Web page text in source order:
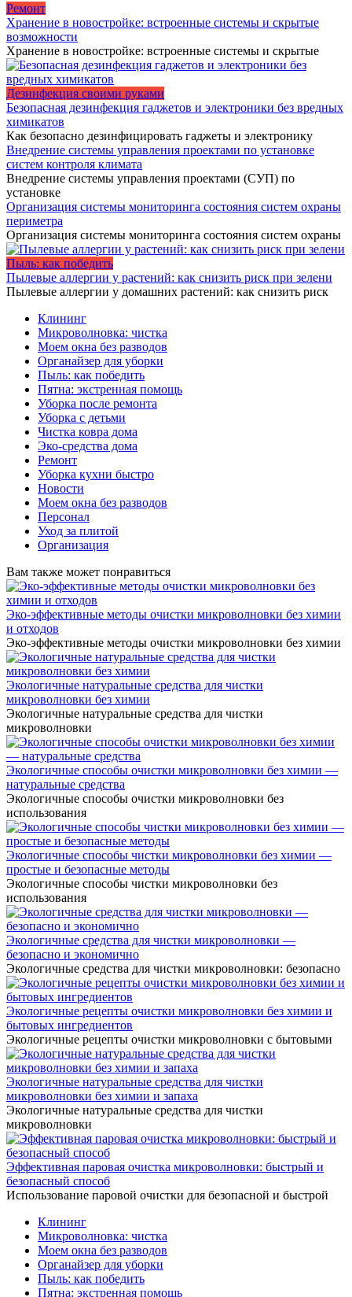
Ремонт
Хранение в новостройке: встроенные системы и скрытые
возможности
Хранение в новостройке: встроенные системы и скрытые
Дезинфекция своими руками
Безопасная дезинфекция гаджетов и электроники без вредных
химикатов
Как безопасно дезинфицировать гаджеты и электронику
Внедрение системы управления проектами по установке
систем контроля климата
Внедрение системы управления проектами (СУП) по
установке
Организация системы мониторинга состояния систем охраны
периметра
Организация системы мониторинга состояния систем охраны
Пыль: как победить
Пылевые аллергии у растений: как снизить риск при зелени
Пылевые аллергии у домашних растений: как снизить риск
Клининг
Микроволновка: чистка
Моем окна без разводов
Органайзер для уборки
Пыль: как победить
Пятна: экстренная помощь
Уборка после ремонта
Уборка с детьми
Чистка ковра дома
Эко-средства дома
Ремонт
Уборка кухни быстро
Новости
Моем окна без разводов
Персонал
Уход за плитой
Организация
Вам также может понравиться
Эко-эффективные методы очистки микроволновки без химии
и отходов
Эко-эффективные методы очистки микроволновки без химии
Экологичные натуральные средства для чистки
микроволновки без химии
Экологичные натуральные средства для чистки
микроволновки
Экологичные способы очистки микроволновки без химии —
натуральные средства
Экологичные способы очистки микроволновки без
использования
Экологичные способы чистки микроволновки без химии —
простые и безопасные методы
Экологичные способы чистки микроволновки без
использования
Экологичные средства для чистки микроволновки —
безопасно и экономично
Экологичные средства для чистки микроволновки: безопасно
Экологичные рецепты очистки микроволновки без химии и
бытовых ингредиентов
Экологичные рецепты очистки микроволновки с бытовыми
Экологичные натуральные средства для чистки
микроволновки без химии и запаха
Экологичные натуральные средства для чистки
микроволновки
Эффективная паровая очистка микроволновки: быстрый и
безопасный способ
Использование паровой очистки для безопасной и быстрой
Клининг
Микроволновка: чистка
Моем окна без разводов
Органайзер для уборки
Пыль: как победить
Пятна: экстренная помощь